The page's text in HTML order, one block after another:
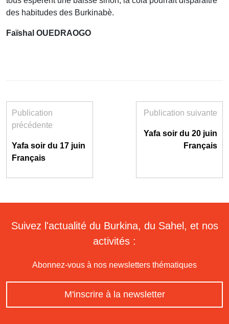
des habitudes des Burkinabè.
Faïshal OUEDRAOGO
Publication
précédente
Yafa soir du 17 juin
Français
Publication suivante
Yafa soir du 20 juin
Français
Suivez l'actualité du Burkina, du Sahel, et nos
activités :
Abonnez-vous à nos newsletters thématiques
M'inscrire à la newsletter